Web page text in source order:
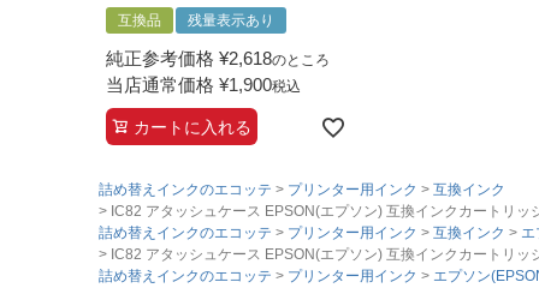
互換品 残量表示あり
純正参考価格 ¥2,618のところ
当店通常価格 ¥1,900税込
カートに入れる
詰め替えインクのエコッテ プリンター用インク
互換インク
IC82 アタッシュケース EPSON(エプソン) 互換インクカートリ
詰め替えインクのエコッテ
プリンター用インク 互換インク
エ
IC82 アタッシュケース EPSON(エプソン) 互換インクカートリ
詰め替えインクのエコッテ
プリンター用インク エプソン